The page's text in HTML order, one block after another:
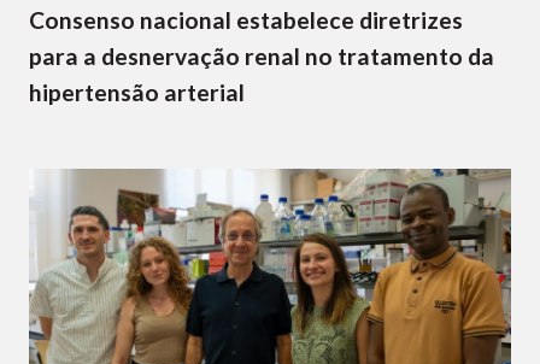
Consenso nacional estabelece diretrizes
para a desnervação renal no tratamento da
hipertensão arterial